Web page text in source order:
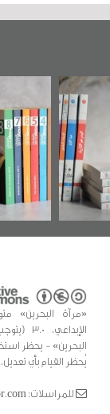
البحرين"
حصاد
«مرآة البحرين»
البحرين» - يحظر
يُحظر القيام بأي
للمراسلات: editor [at] bahrainmirror.com